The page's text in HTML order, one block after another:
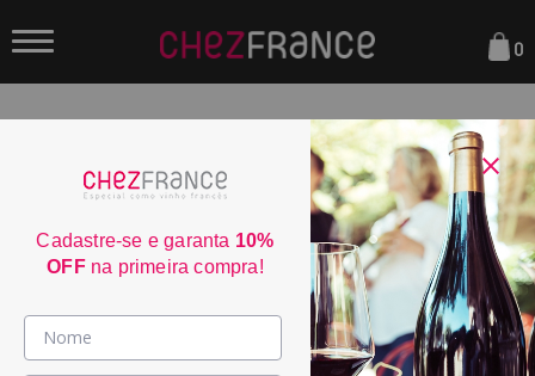
0
ORDENAR POR:
30
92
Cadastre-se e garanta 10%
OFFna primeira compra!